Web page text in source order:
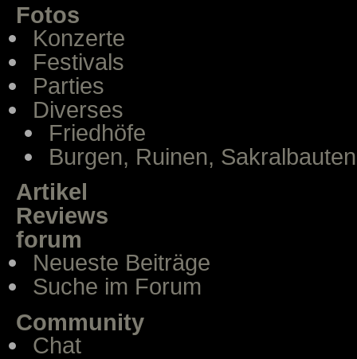
Fotos
Konzerte
Festivals
Parties
Diverses
Friedhöfe
Burgen, Ruinen, Sakralbauten
Artikel
Reviews
forum
Neueste Beiträge
Suche im Forum
Community
Chat